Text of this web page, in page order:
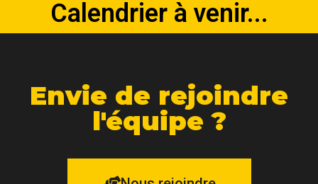
Calendrier à venir...
Envie de rejoindre
l'équipe ?